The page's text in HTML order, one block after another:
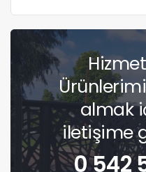
almak
iletişime
0 542